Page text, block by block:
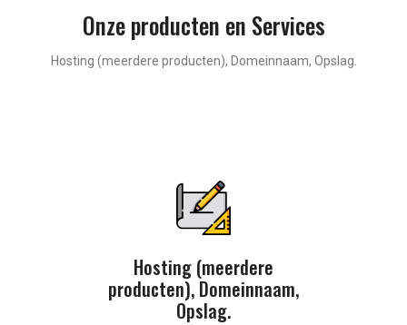
Onze producten en Services
Hosting (meerdere producten), Domeinnaam, Opslag.
Hosting (meerdere
producten), Domeinnaam,
Opslag.